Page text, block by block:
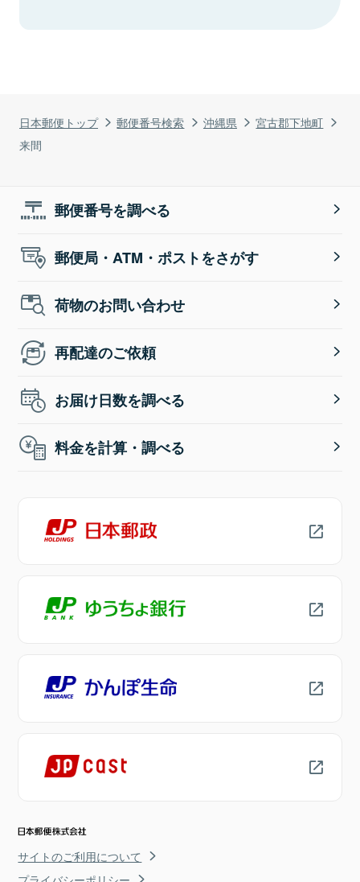
日本郵便トップ 郵便番号検索 沖縄県
宮古郡下地町
来間
郵便番号を調べる
郵便局・ATM・ポストをさがす
荷物のお問い合わせ
再配達のご依頼
お届け日数を調べる
料金を計算・調べる
サイトのご利用について